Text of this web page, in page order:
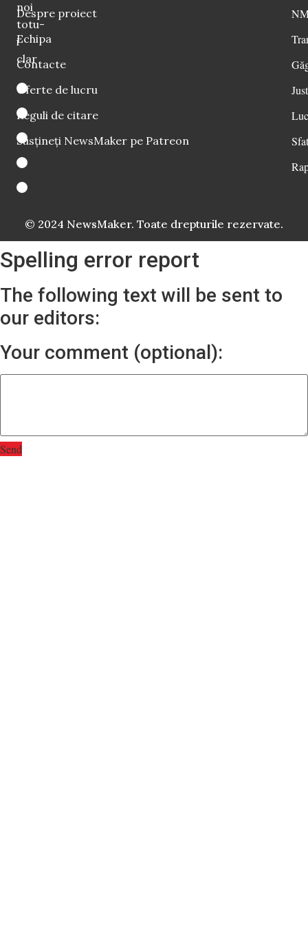
noi
totu-
i
clar
Despre proiect
Echipa
Contacte
Oferte de lucru
Reguli de citare
Susțineți NewsMaker pe Patreon
© 2024 NewsMaker. Toate drepturile rezervate.
Spelling error report
The following text will be sent to
our editors:
Your comment (optional):
Send